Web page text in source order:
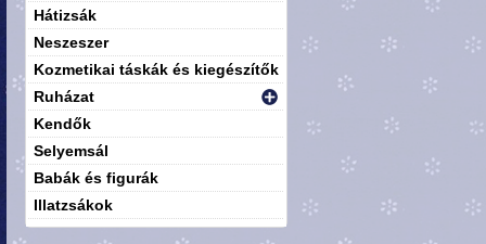
Hátizsák
Neszeszer
Kozmetikai táskák és kiegészítők
Ruházat
Kendők
Selyemsál
Babák és figurák
Illatzsákok